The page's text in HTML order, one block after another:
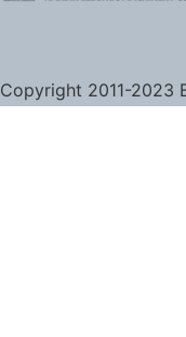
Copyright 2011-2023